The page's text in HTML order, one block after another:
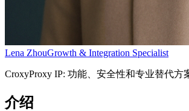
Lena ZhouGrowth & Integration Specialist
CroxyProxy IP: 功能、安全性和专业替代方
介绍